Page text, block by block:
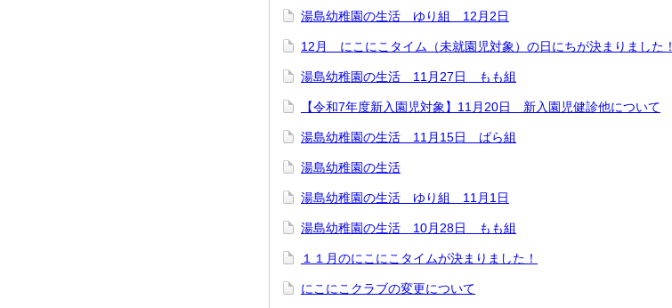
湯島幼稚園の生活 ゆり組 12月2日
12月 にこにこタイム（未就園児対象）の日にちが決まりました！
湯島幼稚園の生活 11月27日 もも組
【令和7年度新入園児対象】11月20日 新入園児健診他について
湯島幼稚園の生活 11月15日 ばら組
湯島幼稚園の生活
湯島幼稚園の生活 ゆり組 11月1日
湯島幼稚園の生活 10月28日 もも組
１１月のにこにこタイムが決まりました！
にこにこクラブの変更について